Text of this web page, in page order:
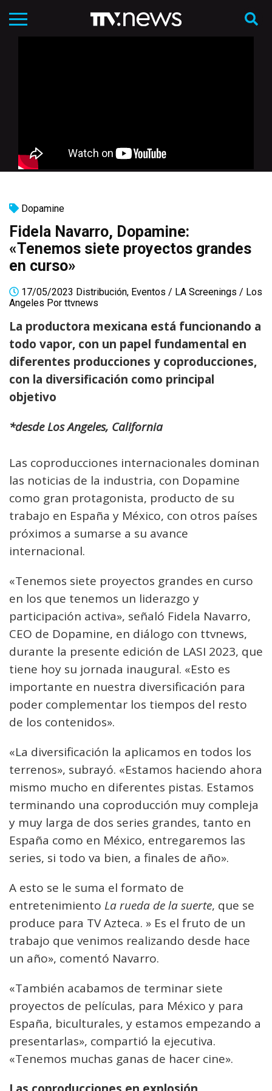
Dopamine
Fidela Navarro, Dopamine:
«Tenemos siete proyectos grandes
en curso»
17/05/2023 Distribución, Eventos / LA Screenings / Los
Angeles Por ttvnews
La productora mexicana está funcionando a
todo vapor, con un papel fundamental en
diferentes producciones y coproducciones,
con la diversificación como principal
objetivo
*desde Los Angeles, California
Las coproducciones internacionales dominan
las noticias de la industria, con Dopamine
como gran protagonista, producto de su
trabajo en España y México, con otros países
próximos a sumarse a su avance
internacional.
«Tenemos siete proyectos grandes en curso
en los que tenemos un liderazgo y
participación activa», señaló Fidela Navarro,
CEO de Dopamine, en diálogo con ttvnews,
durante la presente edición de LASI 2023, que
tiene hoy su jornada inaugural. «Esto es
importante en nuestra diversificación para
poder complementar los tiempos del resto
de los contenidos».
«La diversificación la aplicamos en todos los
terrenos», subrayó. «Estamos haciendo ahora
mismo mucho en diferentes pistas. Estamos
terminando una coproducción muy compleja
y muy larga de dos series grandes, tanto en
España como en México, entregaremos las
series, si todo va bien, a finales de año».
A esto se le suma el formato de
entretenimiento La rueda de la suerte, que se
produce para TV Azteca. » Es el fruto de un
trabajo que venimos realizando desde hace
un año», comentó Navarro.
«También acabamos de terminar siete
proyectos de películas, para México y para
España, biculturales, y estamos empezando a
presentarlas», compartió la ejecutiva.
«Tenemos muchas ganas de hacer cine».